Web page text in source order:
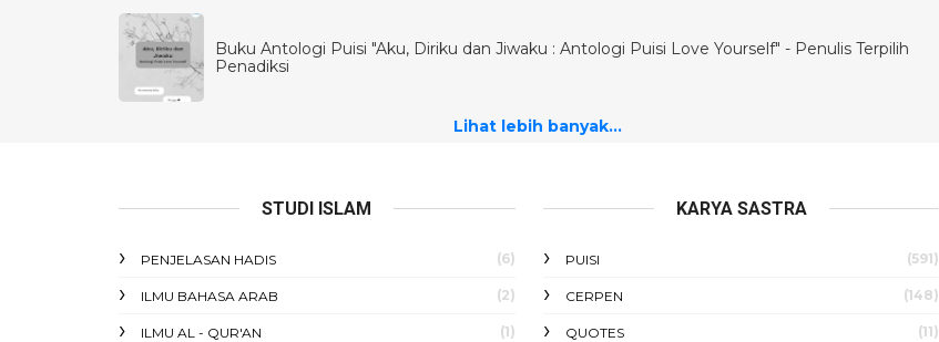
Buku Antologi Puisi "Aku, Diriku dan Jiwaku : Antologi Puisi Love Yourself" - Penulis Terpilih
Penadiksi
Lihat lebih banyak...
STUDI ISLAM
PENJELASAN HADIS (6)
ILMU BAHASA ARAB (2)
ILMU AL - QUR'AN (1)
KARYA SASTRA
PUISI (591)
CERPEN (148)
QUOTES (11)